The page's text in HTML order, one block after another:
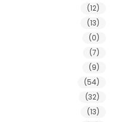
(12)
(13)
(0)
(7)
(9)
(54)
(32)
(13)